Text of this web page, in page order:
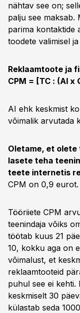
nähtav see on;
palju see maksab.
parima kontaktide
toodete valimisel
Reklaamtoote ja
CPM = [TC : (AI x
AI ehk keskmist
võimalik arvutada
Oletame, et
lasete teha
teete internetis
CPM on 0,9 eurot.
Tööriiete CPM
teenindaja võiks
töötab kuus 21
10, kokku aga on
võimalust, et
reklaamtooteid
puhul see ei kehti.
keskmiselt 30
külastab seda